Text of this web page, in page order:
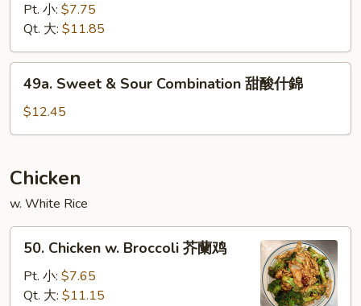
Sour
Shrimp
甜
Pt. 小: $7.75
Qt. 大: $11.85
Sweet
Sour
甜
酸
什
錦
49a. Sweet & Sour Combination 甜酸什錦
$12.45
Chicken
w. White Rice
Chicken
Broccoli
50. Chicken w. Broccoli 芥蘭鸡
Pt. 小: $7.65
Qt. 大: $11.15